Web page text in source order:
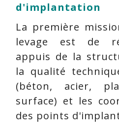
d'implantation
La première
levage est de
appuis de la
la qualité
(béton, acier,
surface) et les
des points